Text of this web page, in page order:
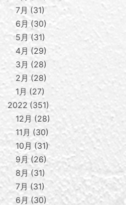
7月
31
6月 30
5月
31
4月
29
3月
28
2月
28
1月
27
2022 351
12月
28
11月
30
10月
31
9月 26
8月
31
7月
31
6月 30